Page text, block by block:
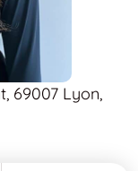
69007 Lyon,